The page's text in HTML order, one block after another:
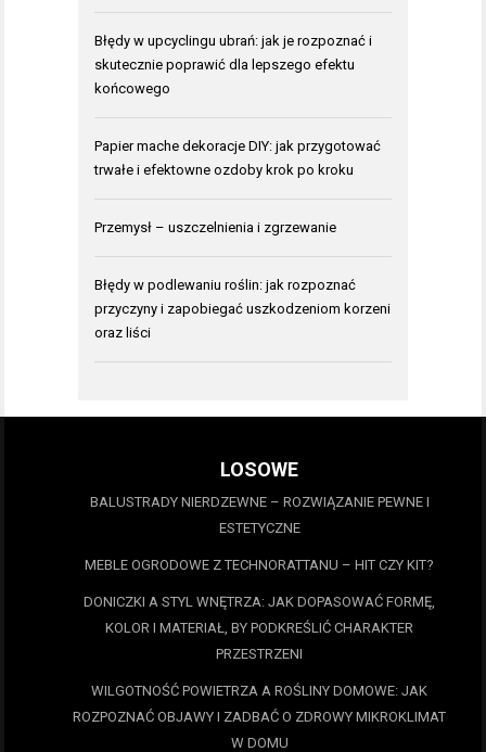
Błędy w upcyclingu ubrań: jak je rozpoznać i
skutecznie poprawić dla lepszego efektu
końcowego
Papier mache dekoracje DIY: jak przygotować
trwałe i efektowne ozdoby krok po kroku
Przemysł – uszczelnienia i zgrzewanie
Błędy w podlewaniu roślin: jak rozpoznać
przyczyny i zapobiegać uszkodzeniom korzeni
oraz liści
LOSOWE
BALUSTRADY NIERDZEWNE – ROZWIĄZANIE PEWNE I
ESTETYCZNE
MEBLE OGRODOWE Z TECHNORATTANU – HIT CZY KIT?
DONICZKI A STYL WNĘTRZA: JAK DOPASOWAĆ FORMĘ,
KOLOR I MATERIAŁ, BY PODKREŚLIĆ CHARAKTER
PRZESTRZENI
WILGOTNOŚĆ POWIETRZA A ROŚLINY DOMOWE: JAK
ROZPOZNAĆ OBJAWY I ZADBAĆ O ZDROWY MIKROKLIMAT
W DOMU